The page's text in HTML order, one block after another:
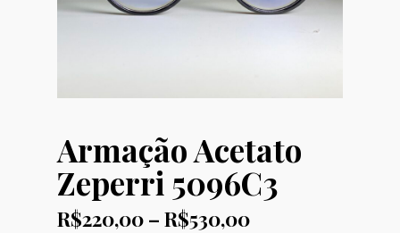
Armação Acetato
Zeperri 5096C3
R$220,00 – R$530,00Price